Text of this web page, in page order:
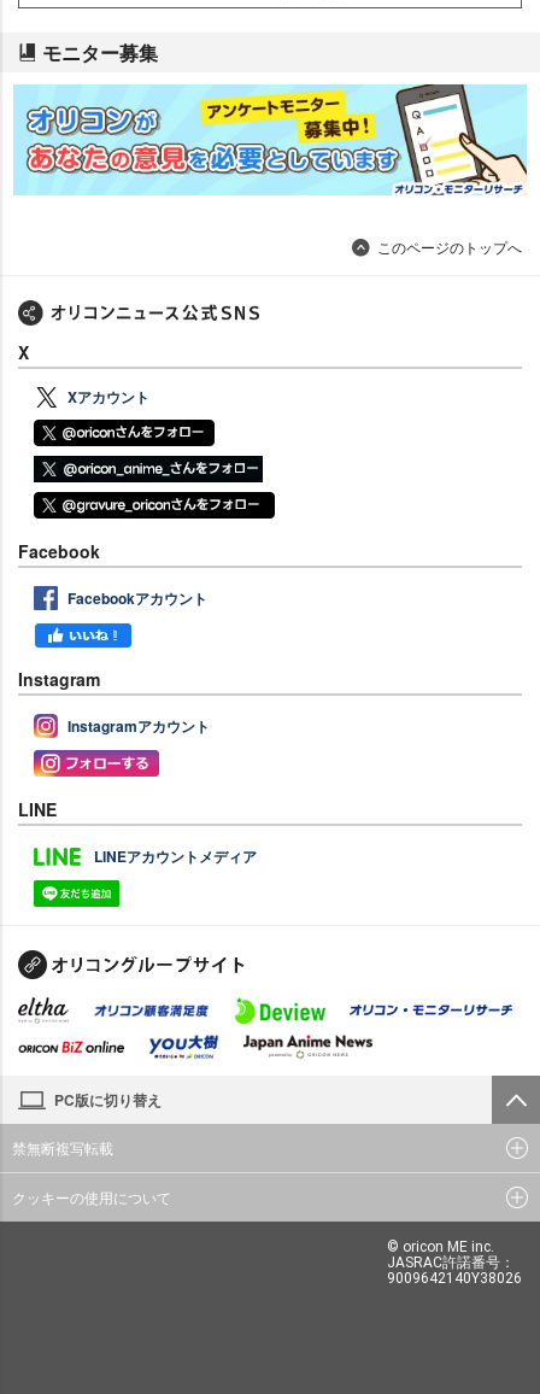
モニター募集
このページのトップへ
X
Xアカウント
Facebook
Facebookアカウント
Instagram
Instagramアカウント
LINE
LINEアカウントメディア
PC版に切り替え
禁無断複写転載
クッキーの使用について
© oricon ME inc.
JASRAC許諾番号：
9009642140Y38026